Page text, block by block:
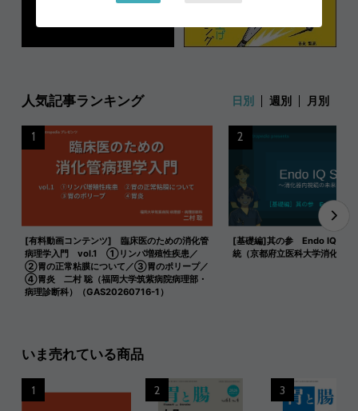
人気記事ランキング 日別 週別 月別
[有料動画コンテンツ] 臨床医のための消化管
病理学入門 vol.1 ①リンパ増殖性疾患／
②胃の正常粘膜について／③胃のポリープ／
④胃炎 二村 聡（福岡大学筑紫病院病理部・
病理診断科）（GAS20260716-1）
1
[基礎編]其の参 Endo IQ式 経
統（京都府立医科大学消化器内
2
いま売れている商品
1 2 3